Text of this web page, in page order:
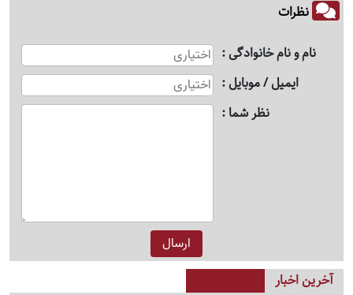
نظرات
نام و نام خانوادگی
ایمیل / موبایل
نظر شما
آخرین اخبار